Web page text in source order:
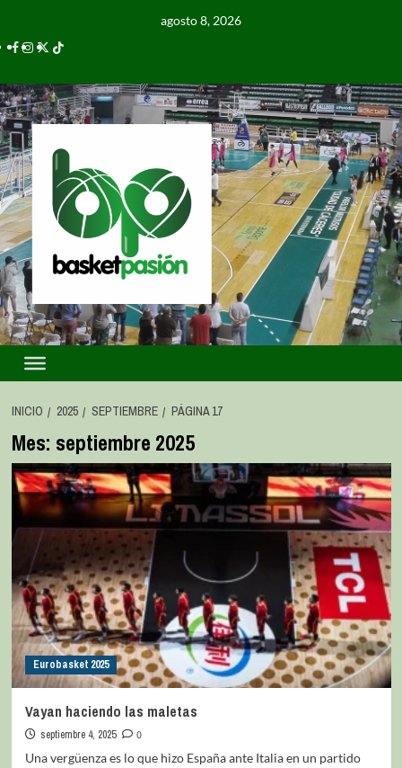
agosto 8, 2026
INICIO 2025 SEPTIEMBRE PÁGINA 17
Mes: septiembre 2025
Eurobasket 2025
Vayan haciendo las maletas
septiembre 4, 2025
0
Una vergüenza es lo que hizo España ante Italia en un partido